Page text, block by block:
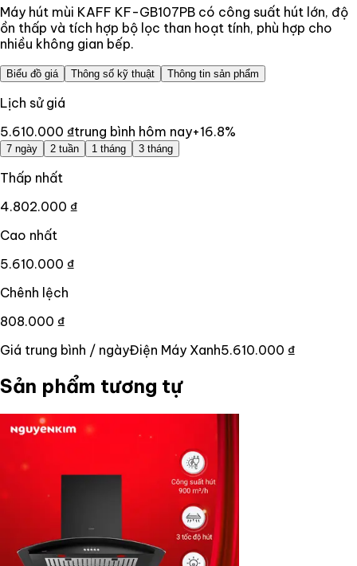
Máy hút mùi KAFF KF-GB107PB có công suất hút lớn, độ
ồn thấp và tích hợp bộ lọc than hoạt tính, phù hợp cho
nhiều không gian bếp.
Biểu đồ giá Thông số kỹ thuật Thông tin sản phẩm
Lịch sử giá
5.610.000 ₫trung bình hôm nay+16.8%
7 ngày 2 tuần 1 tháng 3 tháng
Thấp nhất
4.802.000 ₫
Cao nhất
5.610.000 ₫
Chênh lệch
808.000 ₫
Giá trung bình / ngàyĐiện Máy Xanh5.610.000 ₫
Sản phẩm tương tự